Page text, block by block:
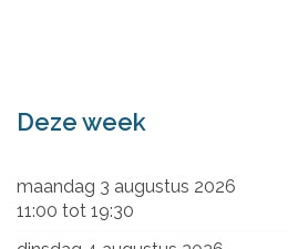
Deze week
maandag 3 augustus 2026
11:00 tot 19:30